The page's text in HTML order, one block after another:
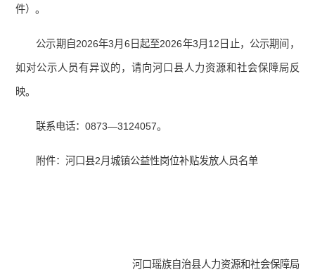
件）。
公示期自2026年3月6日起至2026年3月12日止，公示期间，
如对公示人员有异议的，请向河口县人力资源和社会保障局反
映。
联系电话：0873—3124057。
附件：河口县2月城镇公益性岗位补贴发放人员名单
河口瑶族自治县人力资源和社会保障局